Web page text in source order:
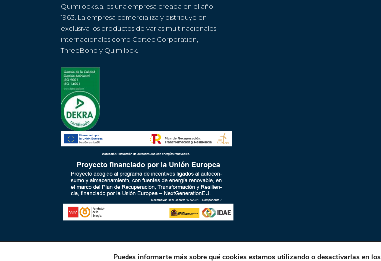
Quimilock s.a. es una empresa creada en el año
1963. La empresa comercializa y distribuye en
exclusiva los productos de varias multinacionales
internacionales como Cortec Corporation,
ThreeBond y Quimilock.
Puedes informarte más sobre qué cookies estamos utilizando o desactivarlas en los